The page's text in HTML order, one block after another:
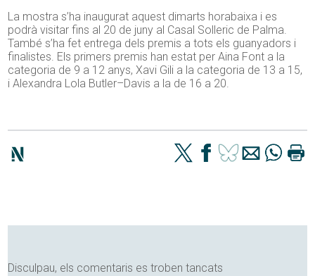
La mostra s’ha inaugurat aquest dimarts horabaixa i es
podrà visitar fins al 20 de juny al Casal Solleric de Palma.
També s’ha fet entrega dels premis a tots els guanyadors i
finalistes. Els primers premis han estat per Aina Font a la
categoria de 9 a 12 anys, Xavi Gili a la categoria de 13 a 15,
i Alexandra Lola Butler–Davis a la de 16 a 20.
Disculpau, els comentaris es troben tancats